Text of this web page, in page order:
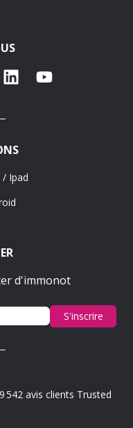
LinkedInYouTube
/ Ipad
d'immonot
S'inscrire
avis clients Trusted